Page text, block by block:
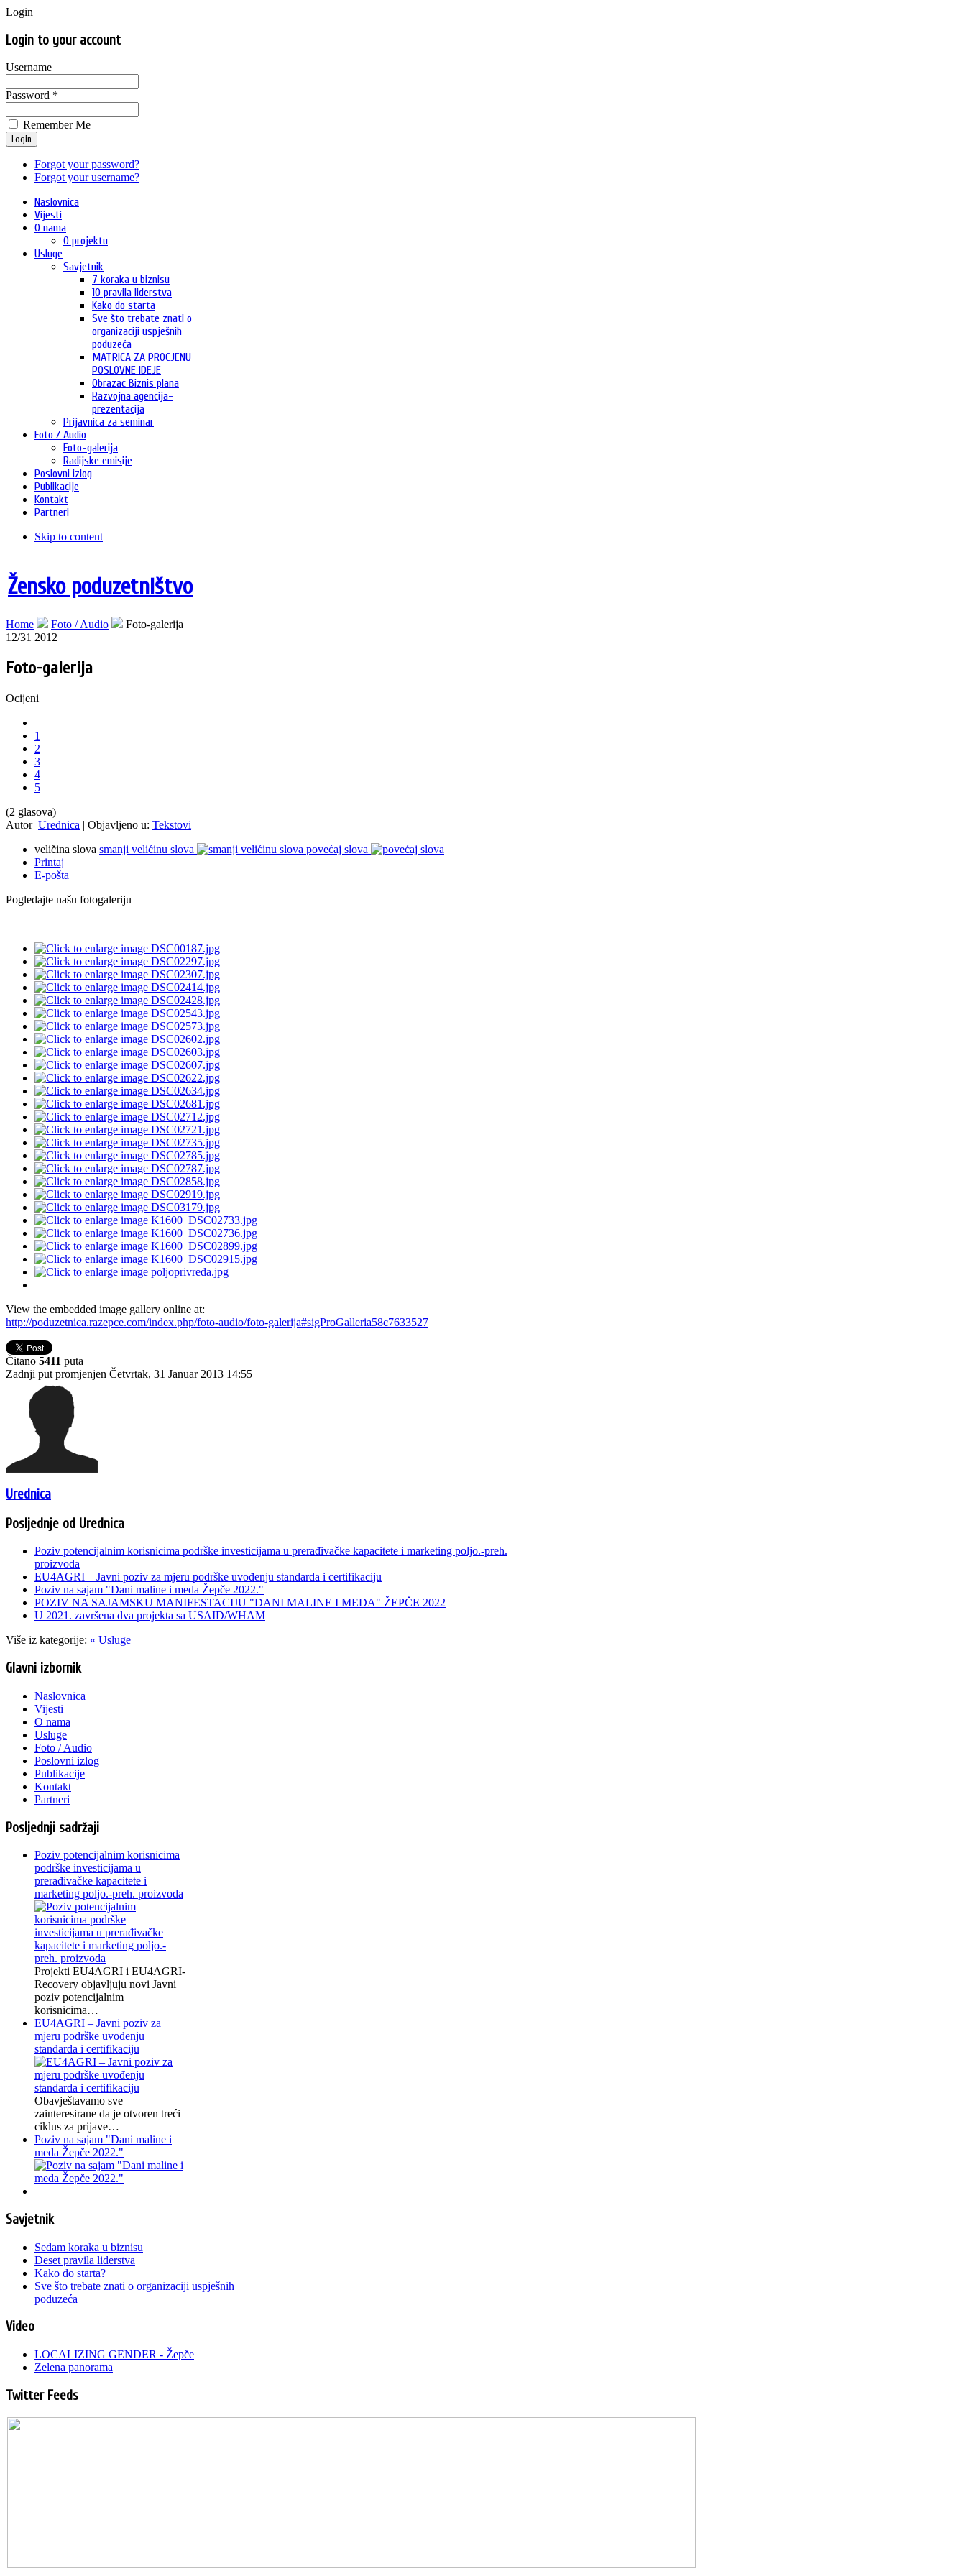
Login
Login to your account
Username
Password *
Remember Me
Login
Forgot your password?
Forgot your username?
Naslovnica
Vijesti
O nama
O projektu
Usluge
Savjetnik
7 koraka u biznisu
10 pravila liderstva
Kako do starta
Sve što trebate znati o
organizaciji uspješnih
poduzeća
MATRICA ZA PROCJENU
POSLOVNE IDEJE
Obrazac Biznis plana
Razvojna agencija-
prezentacija
Prijavnica za seminar
Foto / Audio
Foto-galerija
Radijske emisije
Poslovni izlog
Publikacije
Kontakt
Partneri
Skip to content
Žensko poduzetništvo
Home Foto / Audio
Foto-galerija
12/31 2012
Foto-galerija
Ocijeni
1
2
3
4
5
(2 glasova)
Autor Urednica | Objavljeno u: Tekstovi
veličina slova smanji velićinu slova
povećaj slova
Printaj
E-pošta
Pogledajte našu fotogaleriju
View the embedded image gallery online at:
http://poduzetnica.razepce.com/index.php/foto-audio/foto-galerija#sigProGalleria58c7633527
Čitano 5411 puta
Zadnji put promjenjen Četvrtak, 31 Januar 2013 14:55
Urednica
Posljednje od Urednica
Poziv potencijalnim korisnicima podrške investicijama u prerađivačke kapacitete i marketing poljo.-preh.
proizvoda
EU4AGRI – Javni poziv za mjeru podrške uvođenju standarda i certifikaciju
Poziv na sajam "Dani maline i meda Žepče 2022."
POZIV NA SAJAMSKU MANIFESTACIJU "DANI MALINE I MEDA" ŽEPČE 2022
U 2021. završena dva projekta sa USAID/WHAM
Više iz kategorije: « Usluge
Glavni izbornik
Naslovnica
Vijesti
O nama
Usluge
Foto / Audio
Poslovni izlog
Publikacije
Kontakt
Partneri
Posljednji sadržaji
Poziv potencijalnim korisnicima
podrške investicijama u
prerađivačke kapacitete i
marketing poljo.-preh. proizvoda
Projekti EU4AGRI i EU4AGRI-
Recovery objavljuju novi Javni
poziv potencijalnim
korisnicima…
EU4AGRI – Javni poziv za
mjeru podrške uvođenju
standarda i certifikaciju
Obavještavamo sve
zainteresirane da je otvoren treći
ciklus za prijave…
Poziv na sajam "Dani maline i
meda Žepče 2022."
Savjetnik
Sedam koraka u biznisu
Deset pravila liderstva
Kako do starta?
Sve što trebate znati o organizaciji uspješnih
poduzeća
Video
LOCALIZING GENDER - Žepče
Zelena panorama
Twitter Feeds